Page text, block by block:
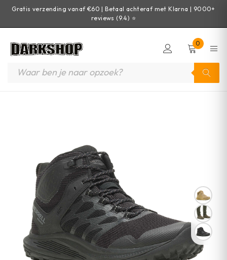
Gratis verzending vanaf €60 | Betaal achteraf met Klarna | 9000+
reviews (9.4) ⭐
0